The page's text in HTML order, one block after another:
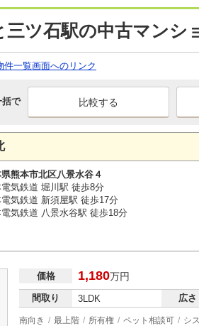
三ツ石駅の中古マンシ
件一覧画面へのリンク
括で
熊本市北区八景水谷４
電気鉄道 堀川駅 徒歩8分
電気鉄道 新須屋駅 徒歩17分
電気鉄道 八景水谷駅 徒歩18分
価格 1,180万円
間取り 3LDK 広さ
南向き 最上階 所有権 ペット相談可 シ